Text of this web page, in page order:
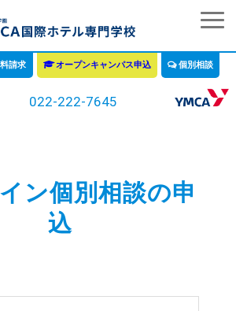
請求 オープンキャンパス申込 個別相談
022-222-7645
教育について
みなさまへ
ン個別相談の申
込